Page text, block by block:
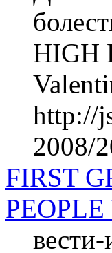
HIGH
http://
2008/
FIRST